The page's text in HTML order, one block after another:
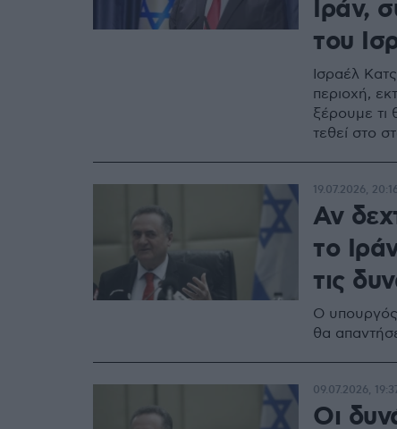
Ιράν,
του
Ισραέλ
περιοχή,
ξέρουμε τι
τεθεί στο
Αν
το
τις
Ο
θα
19.07.2026, 20:16
Οι
09.07.2026,